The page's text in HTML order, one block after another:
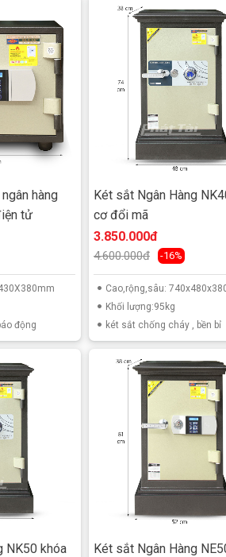
chịu được nhiệt độ tới 1200°C trong
ý muốn của khách hàng, chống dò mã.
hàng
tử
động
Két sắt Ngân Hàng
cơ đổi mã
3.850.000đ
4.600.000đ -16%
Cao,rộng,sâu:
Khối lượng:95kg
két sắt chống cháy , bền bỉ
NK50 khóa
Két sắt Ngân Hàng